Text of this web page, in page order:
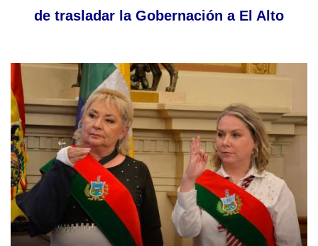
de trasladar la Gobernación a El Alto